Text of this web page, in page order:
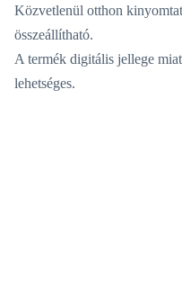
Közvetlenül otthon
összeállítható.
A termék digitális jellege
lehetséges.